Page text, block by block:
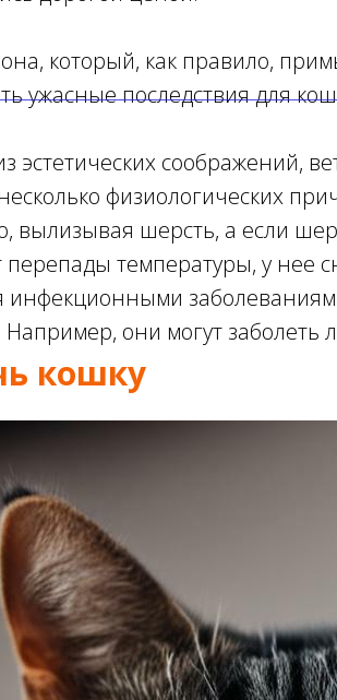
который, как правило,
ужасные последствия для
эстетических соображений,
физиологических
вылизывая шерсть, а если
перепады температуры, у нее
инфекционными
они могут заболеть
кошку